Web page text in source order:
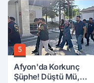
5
Afyon'da Korkunç
Şüphe! Düştü Mü,